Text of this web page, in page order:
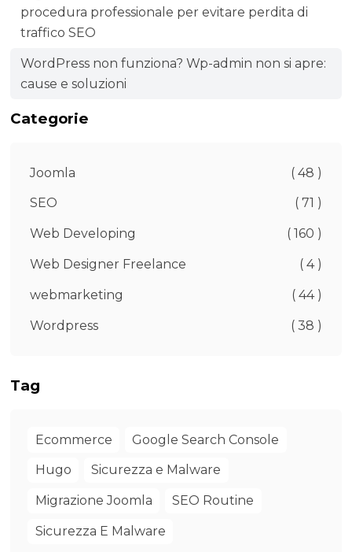
procedura professionale per evitare perdita di
traffico SEO
WordPress non funziona? Wp-admin non si apre:
cause e soluzioni
Categorie
Joomla ( 48 )
SEO ( 71 )
Web Developing ( 160 )
Web Designer Freelance ( 4 )
webmarketing ( 44 )
Wordpress ( 38 )
Tag
Ecommerce Google Search Console
Hugo Sicurezza e Malware
Migrazione Joomla SEO Routine
Sicurezza E Malware